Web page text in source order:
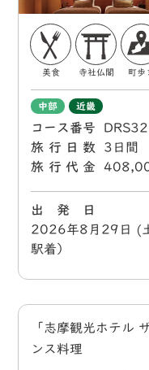
美食 寺社仏閣 町歩
中部 近畿
コース番号
旅行日数
3日間
旅行代金
出 発 日
2026年8月29日 (
駅着）
「志摩観光ホテル
ンス料理